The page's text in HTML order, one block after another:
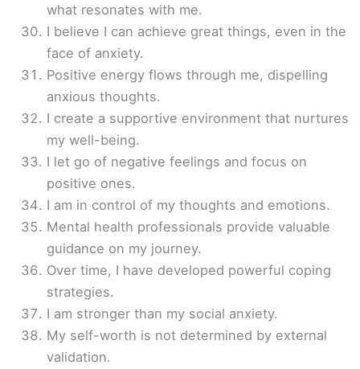
what resonates with me.
I believe I can achieve great things, even in the
face of anxiety.
Positive energy flows through me, dispelling
anxious thoughts.
I create a supportive environment that nurtures
my well-being.
I let go of negative feelings and focus on
positive ones.
I am in control of my thoughts and emotions.
Mental health professionals provide valuable
guidance on my journey.
Over time, I have developed powerful coping
strategies.
I am stronger than my social anxiety.
My self-worth is not determined by external
validation.